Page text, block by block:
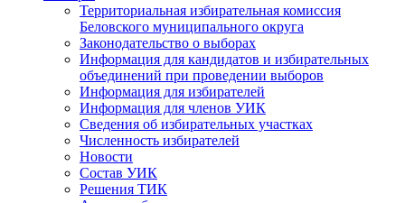
Территориальная избирательная комиссия
Беловского муниципального округа
Законодательство о выборах
Информация для кандидатов и избирательных
объединений при проведении выборов
Информация для избирателей
Информация для членов УИК
Сведения об избирательных участках
Численность избирателей
Новости
Состав УИК
Решения ТИК